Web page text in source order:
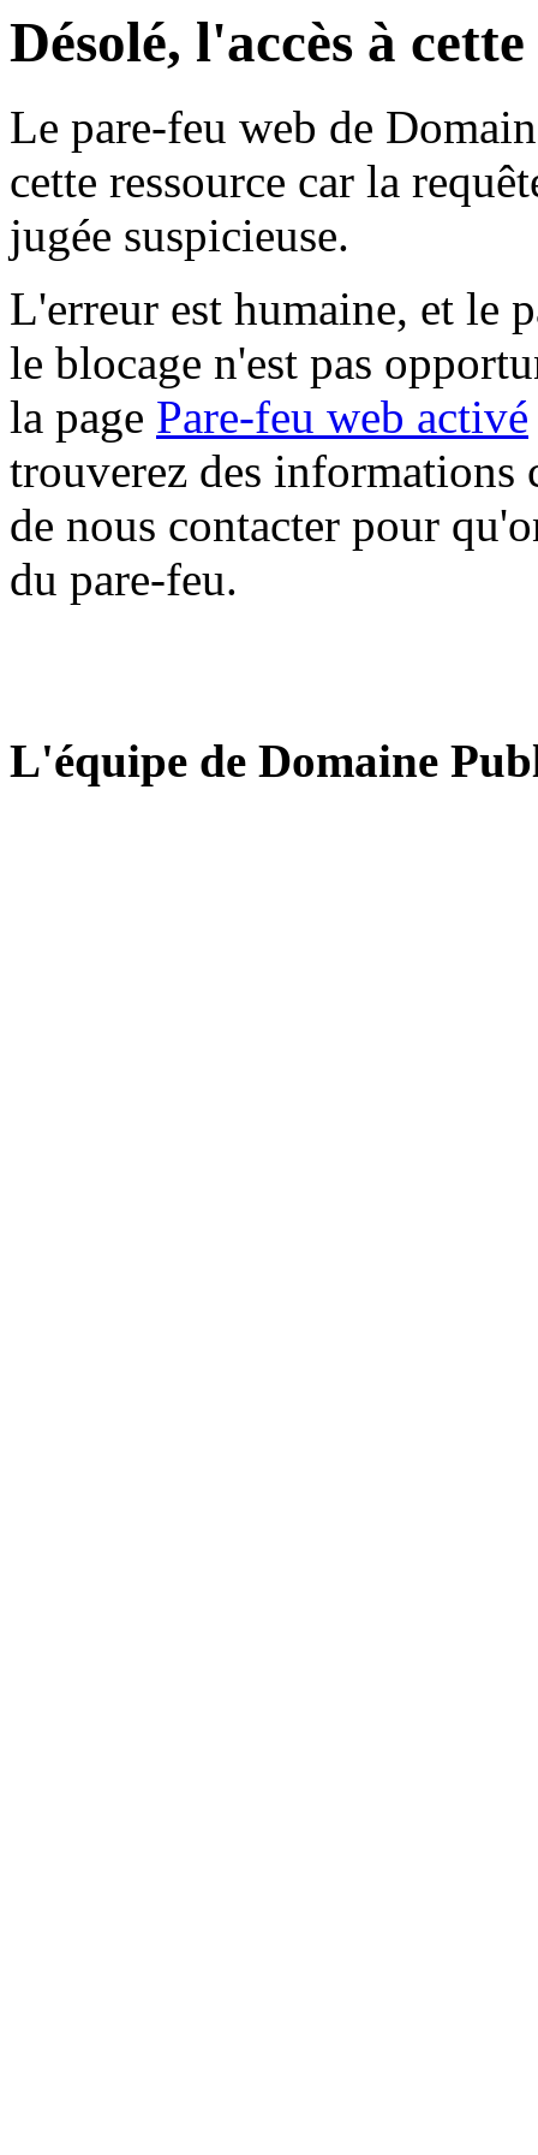
Désolé, l'accès à
Le pare-feu web de
cette ressource car la
jugée suspicieuse.
L'erreur est humaine, et le
le blocage n'est pas
la page Pare-feu web activé
trouverez des informations
de nous contacter pour
du pare-feu.
L'équipe de Domaine